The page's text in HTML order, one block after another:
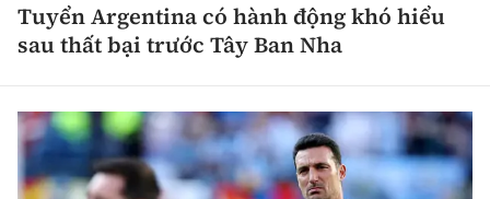
Tuyển Argentina có hành động khó hiểu
sau thất bại trước Tây Ban Nha